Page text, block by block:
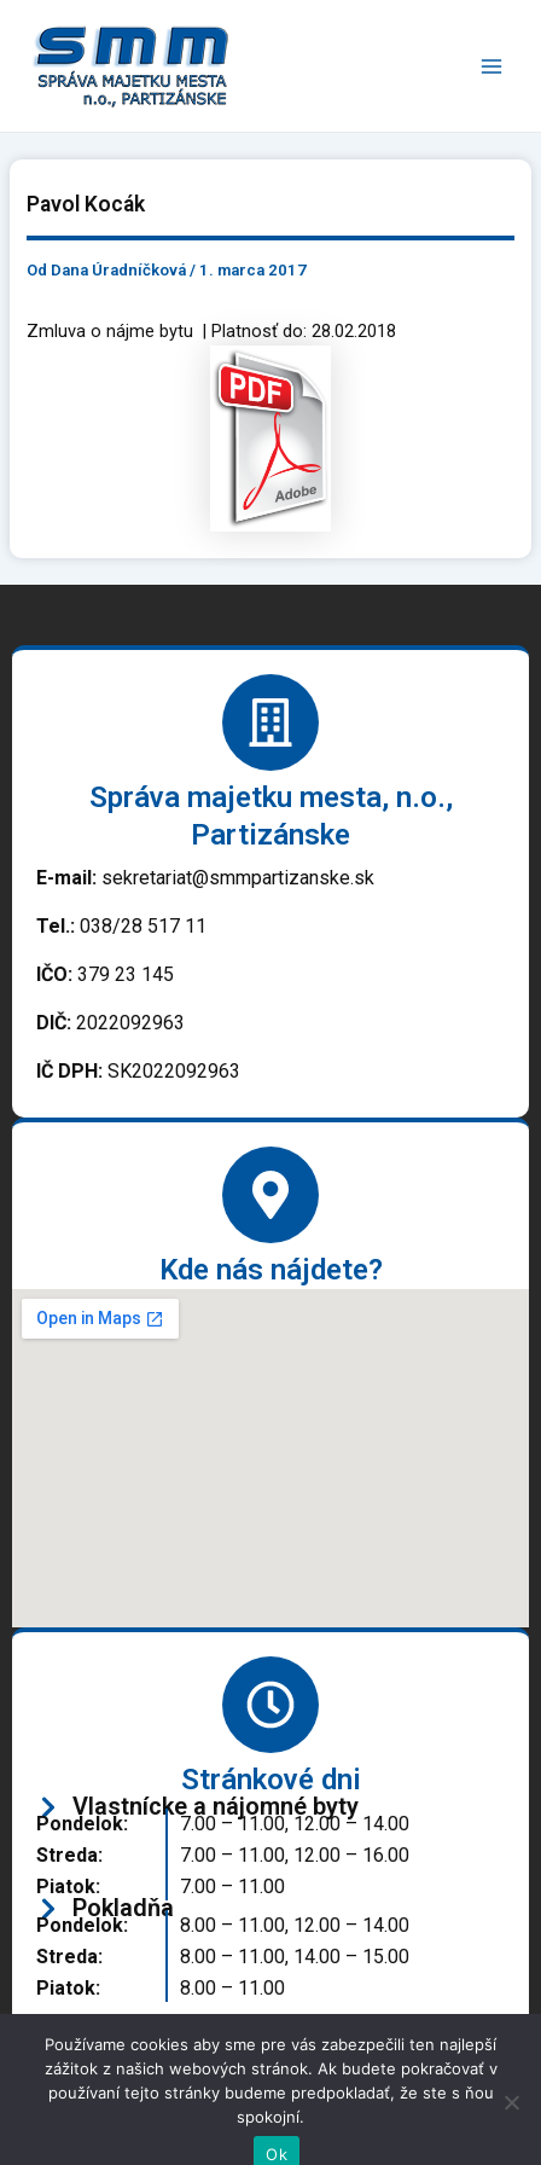
obsah
Pavol Kocák
Od Dana Úradníčková/ 1. marca 2017
Zmluva o nájme bytu | Platnosť do: 28.02.2018
Správa majetku mesta, n.o.,
Partizánske
E-mail: sekretariat@smmpartizanske.sk
Tel.: 038/28 517 11
IČO: 379 23 145
DIČ: 2022092963
IČ DPH: SK2022092963
Kde nás nájdete?
Stránkové dni
Vlastnícke a nájomné byty
Pondelok:
Streda:
Piatok:
7.00 – 11.00, 12.00 – 14.00
7.00 – 11.00, 12.00 – 16.00
7.00 – 11.00
Pokladňa
Pondelok:
Streda:
Piatok:
8.00 – 11.00, 12.00 – 14.00
8.00 – 11.00, 14.00 – 15.00
8.00 – 11.00
Copyright © 2025 Správa majetku mesta, n.o.,
Partizánske
Používame cookies aby sme pre vás zabezpečili ten najlepší
zážitok z našich webových stránok. Ak budete pokračovať v
používaní tejto stránky budeme predpokladať, že ste s ňou
spokojní.
Ok